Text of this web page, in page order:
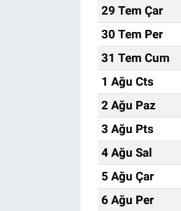
29 Tem Çar
30 Tem Per
31 Tem Cum
1 Ağu Cts
2 Ağu Paz
3 Ağu Pts
4 Ağu Sal
5 Ağu Çar
6 Ağu Per